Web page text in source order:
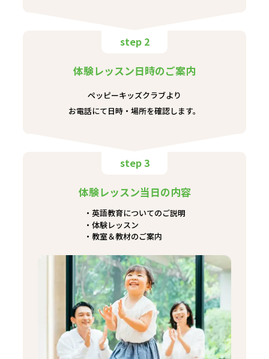
step 2
体験レッスン日時のご案内
ペッピーキッズクラブより
お電話にて日時・場所を確認します。
step 3
体験レッスン当日の内容
英語教育についてのご説明
体験レッスン
教室＆教材のご案内